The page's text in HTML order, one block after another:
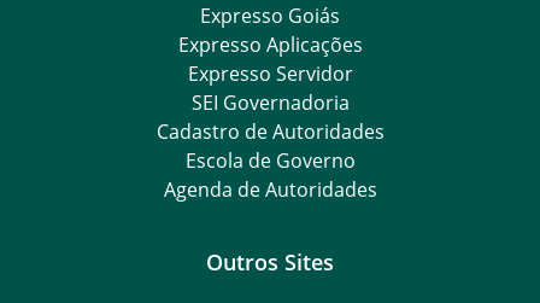
Expresso Goiás
Expresso Aplicações
Expresso Servidor
SEI Governadoria
Cadastro de Autoridades
Escola de Governo
Agenda de Autoridades
Outros Sites